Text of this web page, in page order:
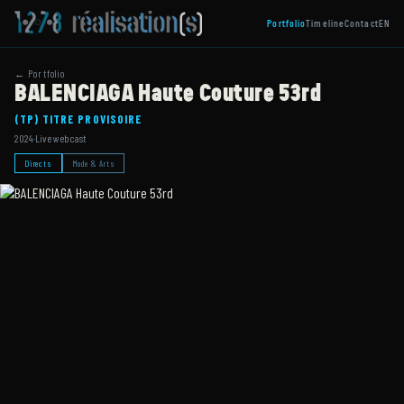
PortfolioTimelineContactEN
← Portfolio
BALENCIAGA Haute Couture 53rd
(TP) TITRE PROVISOIRE
2024·Live webcast
Directs Mode & Arts